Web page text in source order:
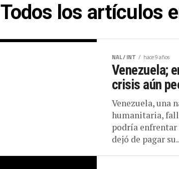
Todos los artículos
NAL / INT hace 9 años
Venezuela;
crisis aún
Venezuela, una
humanitaria,
podría enfrentar
dejó de pagar